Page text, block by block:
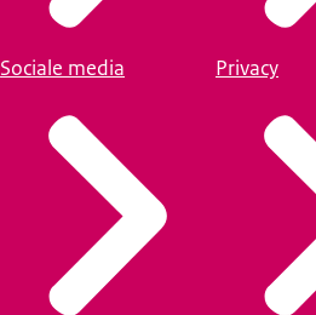
Sociale media Privacy